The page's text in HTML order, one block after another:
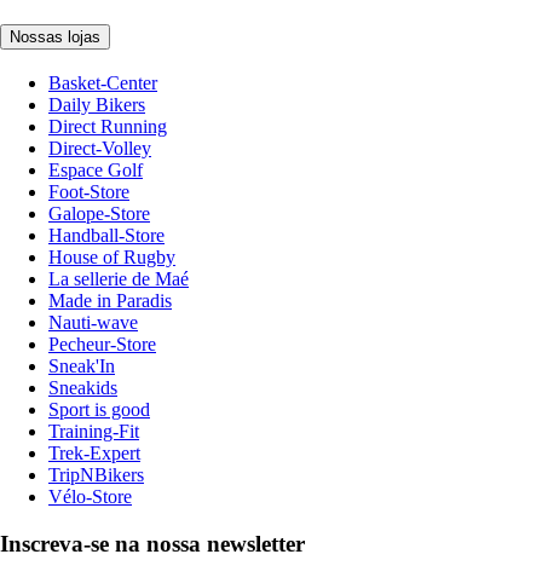
Nossas lojas
Basket-Center
Daily Bikers
Direct Running
Direct-Volley
Espace Golf
Foot-Store
Galope-Store
Handball-Store
House of Rugby
La sellerie de Maé
Made in Paradis
Nauti-wave
Pecheur-Store
Sneak'In
Sneakids
Sport is good
Training-Fit
Trek-Expert
TripNBikers
Vélo-Store
Inscreva-se na nossa newsletter